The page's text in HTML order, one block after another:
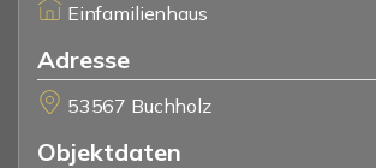
Einfamilienhaus
Adresse
53567 Buchholz
Objektdaten